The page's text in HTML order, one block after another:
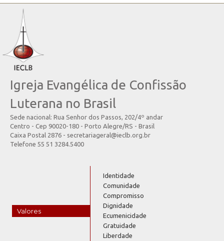
Igreja Evangélica de Confissão
Luterana no Brasil
Sede nacional: Rua Senhor dos Passos, 202/4º andar
Centro - Cep 90020-180 - Porto Alegre/RS - Brasil
Caixa Postal 2876 - secretariageral@ieclb.org.br
Telefone 55 51 3284.5400
Valores
Identidade
Comunidade
Compromisso
Dignidade
Ecumenicidade
Gratuidade
Liberdade